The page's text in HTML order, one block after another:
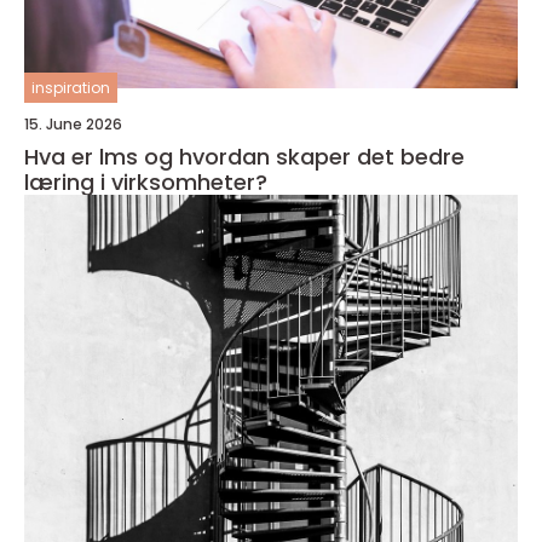
inspiration
15. June 2026
Hva er lms og hvordan skaper det bedre
læring i virksomheter?